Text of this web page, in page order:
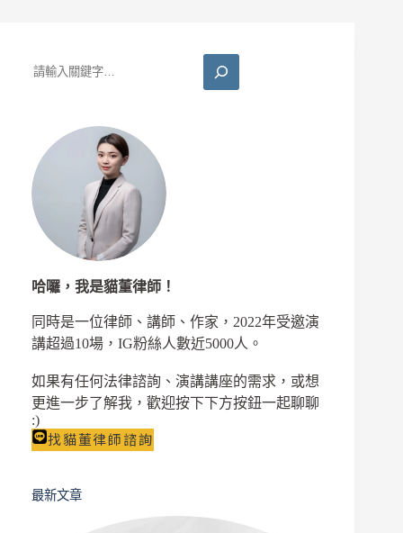
搜
哈囉，我是貓董律師！
同時是一位律師、講師、作家，2022年受邀演
講超過10場，IG粉絲人數近5000人。
如果有任何法律諮詢、演講講座的需求，或想
更進一步了解我，歡迎按下下方按鈕一起聊聊
:)
找貓董律師諮詢
最新文章